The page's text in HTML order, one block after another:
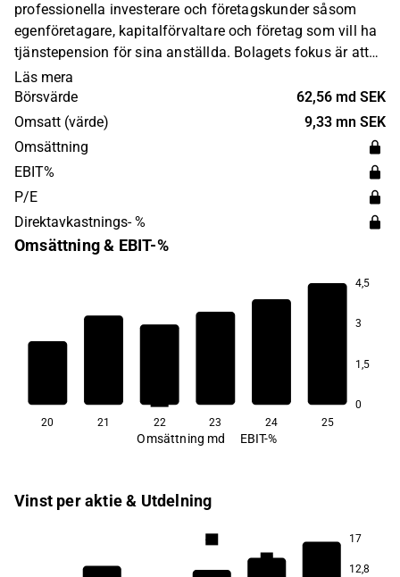
professionella investerare och företagskunder såsom
egenföretagare, kapitalförvaltare och företag som vill ha
tjänstepension för sina anställda. Bolagets fokus är att
utveckla verktyg som hjälper kunder att fatta egna
investeringsbeslut utifrån sina enskilda behov. Avanza
verkar i Sverige och har sitt huvudkontor i Stockholm.
Läs mera
Börsvärde
62,56 md SEK
Omsatt (värde)
9,33 mn SEK
Omsättning
EBIT%
P/E
Direktavkastnings- %
Omsättning & EBIT-%
4,5
3
1,5
0
20 21 22 23 24 25
Omsättning md EBIT-%
Vinst per aktie & Utdelning
17
12,8
4,9
4,3